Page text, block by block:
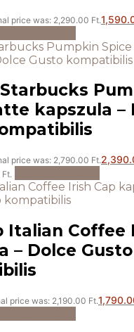
price was: 2,290.00 Ft.
Starbucks
kapszula –
price was: 2,790.00 Ft.
Italian Coffee
– Dolce Gusto
price was: 2,190.00 Ft.